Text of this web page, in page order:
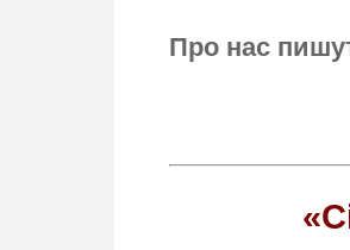
Про нас